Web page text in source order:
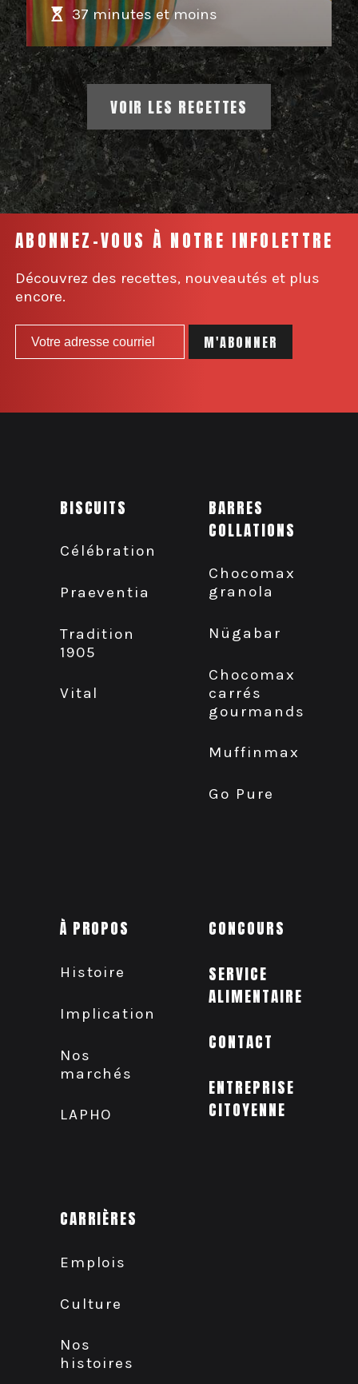
37 minutes et moins
VOIR LES RECETTES
ABONNEZ-VOUS À NOTRE INFOLETTRE
Découvrez des recettes, nouveautés et plus
encore.
BISCUITS
Célébration
Praeventia
Tradition
1905
Vital
BARRES
COLLATIONS
Chocomax
granola
Nügabar
Chocomax
carrés
gourmands
Muffinmax
Go Pure
À PROPOS
Histoire
Implication
Nos
marchés
LAPHO
CARRIÈRES
Emplois
Culture
Nos
histoires
CONCOURS
SERVICE
ALIMENTAIRE
CONTACT
ENTREPRISE
CITOYENNE